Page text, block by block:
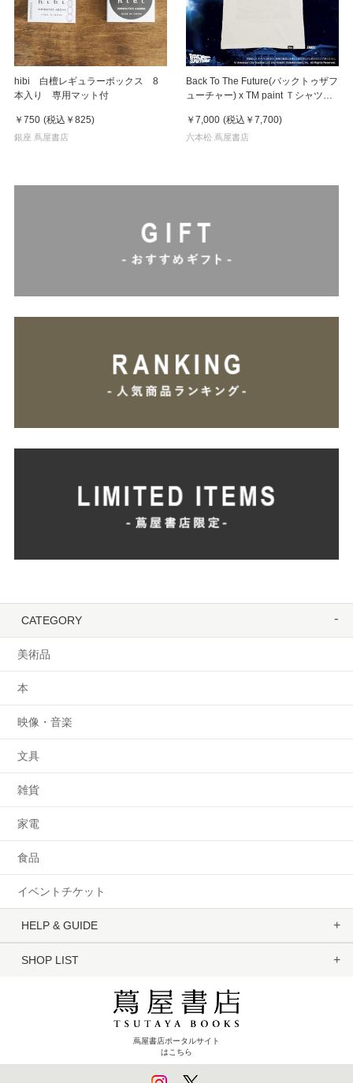
hibi 白檀レギュラーボックス 8
本入り 専用マット付
￥750 (税込 ￥825)
銀座 蔦屋書店
Back To The Future(バックトゥザフ
ューチャー) x TM paint Ｔシャツ
￥7,000 (税込 ￥7,700)
六本松 蔦屋書店
CATEGORY
美術品
本
映像・音楽
文具
雑貨
家電
食品
イベントチケット
HELP & GUIDE
SHOP LIST
蔦屋書店ポータルサイト
はこちら